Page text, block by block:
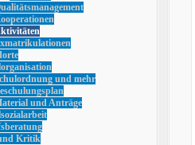
und mehr
und Anträge
Kritik